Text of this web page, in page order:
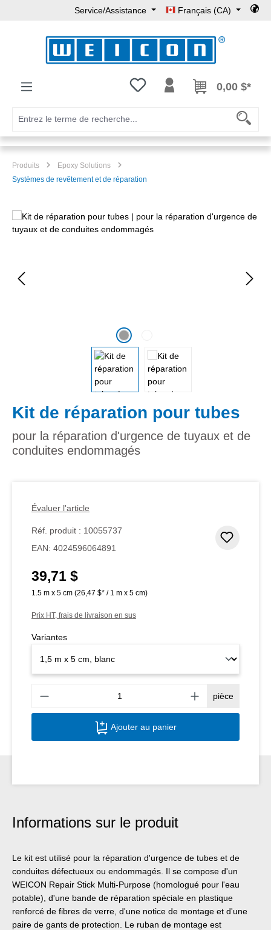
Passer au contenu principal
Service/Assistance Français (CA)
Vous avez 0 articles dans votre
0,00 $*
Produits
Epoxy Solutions
Systèmes de revêtement et de réparation
Ignorer la galerie d'images
Kit de réparation pour tubes
pour la réparation d'urgence de tuyaux et de
conduites endommagés
Évaluer l'article
Réf. produit : 10055737
EAN: 4024596064891
Prix régulier :
39,71 $
1.5 m x 5 cm (26,47 $* / 1 m x 5 cm)
Prix HT, frais de livraison en sus
Variantes
pièce
Ajouter au panier
Informations sur le produit
Le kit est utilisé pour la réparation d'urgence de tubes et de
conduites défectueux ou endommagés. Il se compose d'un
WEICON Repair Stick Multi-Purpose (homologué pour l'eau
potable), d'une bande de réparation spéciale en plastique
renforcé de fibres de verre, d'une notice de montage et d'une
paire de gants de protection. Le ruban de montage est